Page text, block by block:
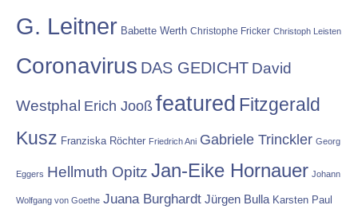
G. Leitner Babette Werth Christophe Fricker Christoph Leisten
Coronavirus DAS GEDICHT David
Westphal Erich Jooß featured Fitzgerald
Kusz Franziska Röchter Friedrich Ani Gabriele Trinckler Georg
Eggers Hellmuth Opitz Jan-Eike Hornauer Johann
Wolfgang von Goethe Juana Burghardt Jürgen Bulla Karsten Paul